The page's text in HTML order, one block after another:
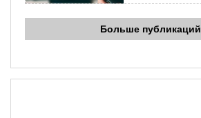
Больше публикаций